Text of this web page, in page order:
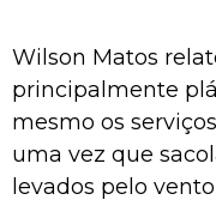
Wilson Matos
principalmente
mesmo os
uma vez que
levados pelo